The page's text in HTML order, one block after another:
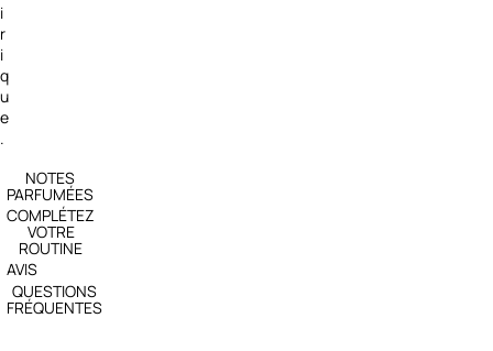
i
r
i
q
u
e
.
NOTES
PARFUMÉES
COMPLÉTEZ
VOTRE
ROUTINE
AVIS
QUESTIONS
FRÉQUENTES